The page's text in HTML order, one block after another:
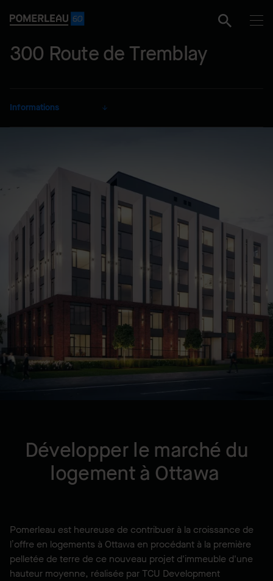
300 Route de Tremblay
Informations
CLIENT
SECTEUR
Résidentiel
MODE DE RÉALISATION
Gérance de construction
Ottawa, ON, CA
ANNÉE
2026
Développer le marché du
logement à Ottawa
Pomerleau est heureuse de contribuer à la croissance de
l’offre en logements à Ottawa en procédant à la première
pelletée de terre de ce nouveau projet d'immeuble d'une
hauteur moyenne, réalisée par TCU Development